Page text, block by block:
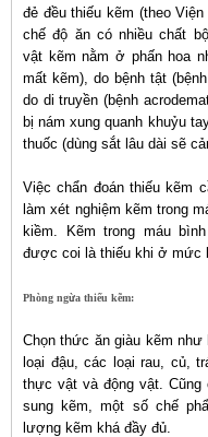
đẻ đều thiếu kẽm (theo
chế độ ăn có nhiều chất
vật kẽm nằm ở phấn hoa
mất kẽm), do bệnh tật
do di truyền (bệnh
bị nám xung quanh khuỷu
thuốc (dùng sắt lâu dài sẽ
Việc chẩn đoán thiếu kẽm
làm xét nghiệm kẽm trong
kiềm. Kẽm trong máu
được coi là thiếu khi ở mức
Phòng ngừa thiếu kẽm:
Chọn thức ăn giàu kẽm
loại đậu, các loại rau, củ,
thực vật và động vật.
sung kẽm, một số chế
lượng kẽm khá đầy đủ.